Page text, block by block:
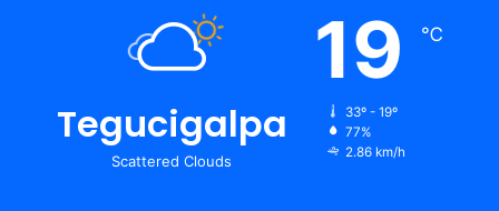
Tegucigalpa
Scattered Clouds
19 ℃
33º - 19º
77%
2.86 km/h